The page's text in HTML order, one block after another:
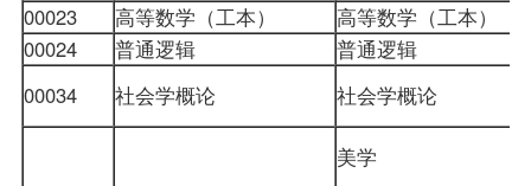
00023
高等数学（工本） 高等数学（工本）
00024
普通逻辑 普通逻辑
00034
社会学概论 社会学概论
美学